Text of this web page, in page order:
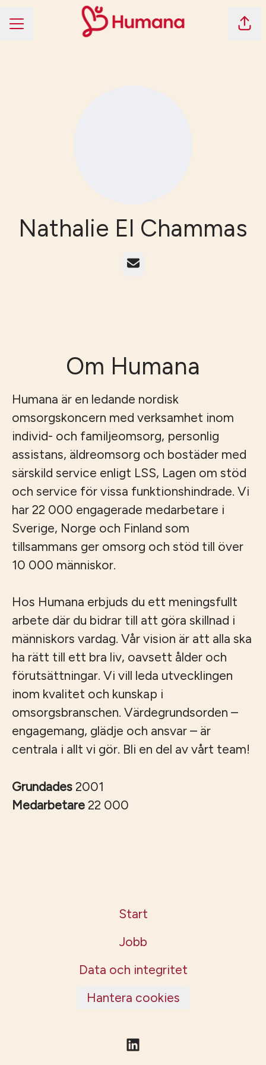
KARRIÄRMENY Dela
Nathalie El Chammas
E-post
Om Humana
Humana är en ledande nordisk
omsorgskoncern med verksamhet inom
individ- och familjeomsorg, personlig
assistans, äldreomsorg och bostäder med
särskild service enligt LSS, Lagen om stöd
och service för vissa funktionshindrade. Vi
har 22 000 engagerade medarbetare i
Sverige, Norge och Finland som
tillsammans ger omsorg och stöd till över
10 000 människor.
Hos Humana erbjuds du ett meningsfullt
arbete där du bidrar till att göra skillnad i
människors vardag. Vår vision är att alla ska
ha rätt till ett bra liv, oavsett ålder och
förutsättningar. Vi vill leda utvecklingen
inom kvalitet och kunskap i
omsorgsbranschen. Värdegrundsorden –
engagemang, glädje och ansvar – är
centrala i allt vi gör. Bli en del av vårt team!
Grundades 2001
Medarbetare 22 000
Start
Jobb
Data och integritet
Hantera cookies